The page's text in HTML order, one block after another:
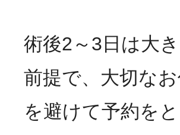
術後2～3日は大
前提で、大切な
を避けて予約を